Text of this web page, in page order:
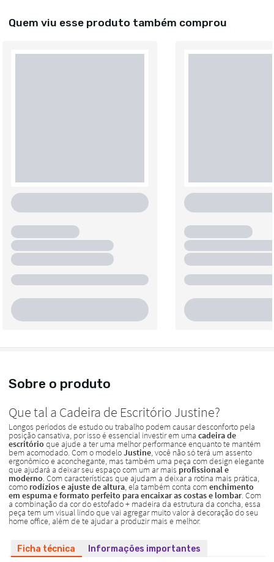
Quem viu esse produto também comprou
Sobre o produto
Ficha técnica Informações importantes